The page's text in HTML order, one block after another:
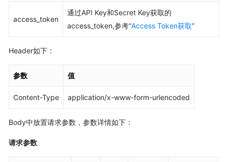
access_token
通过API Key和Secret Key获取的
access_token,参考“Access Token获取”
Header如下：
参数 值
Content-Type application/x-www-form-urlencoded
Body中放置请求参数，参数详情如下：
请求参数